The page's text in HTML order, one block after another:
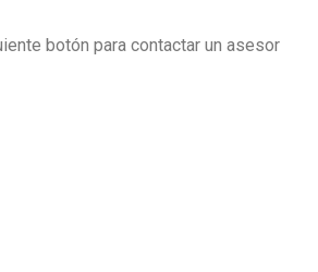
botón para contactar un asesor